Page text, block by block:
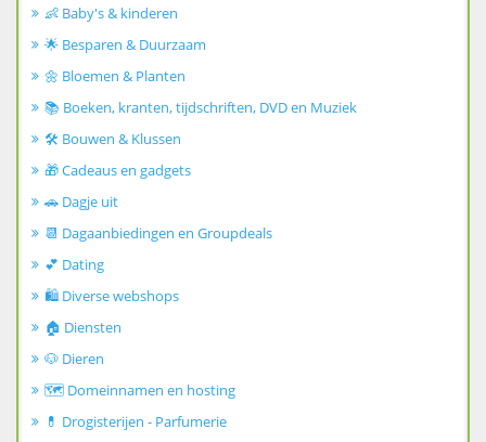
👶 Baby's & kinderen
🌟 Besparen & Duurzaam
🌼 Bloemen & Planten
📚 Boeken, kranten, tijdschriften, DVD en Muziek
🛠️ Bouwen & Klussen
🎁 Cadeaus en gadgets
🚗 Dagje uit
📆 Dagaanbiedingen en Groupdeals
💕 Dating
🛍️ Diverse webshops
🏠 Diensten
🐶 Dieren
🗺️ Domeinnamen en hosting
💊 Drogisterijen - Parfumerie